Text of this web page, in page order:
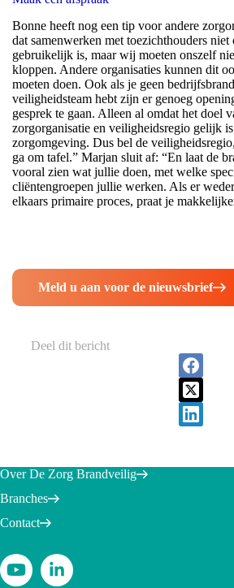
Bonne heeft nog een tip voor andere
dat samenwerken met toezichthouders
gebruikelijk is, maar wij moeten onszelf
kloppen. Andere organisaties kunnen dit
moeten doen. Ook als je geen
veiligheidsteam hebt zijn er genoeg
gesprek te gaan. Alleen al omdat het doel
zorgorganisatie en veiligheidsregio gelijk
zorgomgeving. Dus bel de
ga om tafel.” Marjan sluit af: “En laat de
vooral zien wat jullie doen, met welke
cliëntengroepen jullie werken. Als er
elkaars primaire proces, praat je
Meld u aan voor de nieuwsbrief
Deel dit bericht
Over De Zorg Brandveilig
Branches
Contact